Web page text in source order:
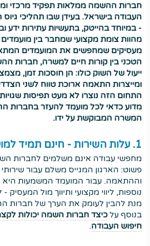
חברות ההשמה ממלאות תפקיד מרכזי
העבודה בישראל. בעידן שבו תהליכי גיוס
- במיוחד בהייטק, בתעשיות עתירות ידע
מהוות צומת מקצועי שמחבר בין מועמדים
מעסיקים שמחפשים את המועמדים
הטכני בין קורות חיים למשרה, חברות
ייעול של השוק כולו: הן חוסכות זמן,
ומייצרות התאמה ארוכת טווח לשני
התחום הזה נוצרו לא מעט תפיסות
מדוע כדאי לכל מועמד להעזר בחברות
המשרה המבוקשת על ידו.
1. עלות השירות - חינם תמיד
מחפשי עבודה אינם משלמים לחברות
פשוט: הארגון המגייס משלם עבור שירותי
וההתאמה. עבור המועמד המשמעות היא
נוספות, ליווי מקצועי ותיווך מול
מנת להבין לעומק את הערך של חברות
בנוסף על כיצד חברות השמה יכולות
חיפוש העבודה.